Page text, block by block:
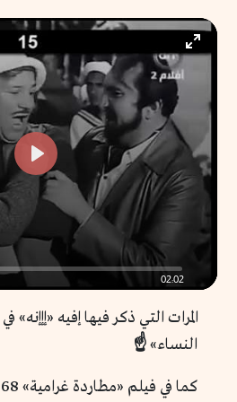
02:02
Play
المرات التي ذكر فيها إفيه
النساء»☝️